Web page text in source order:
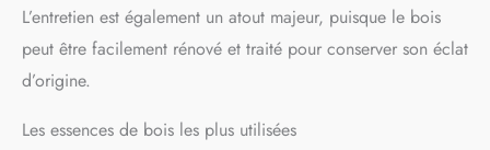
L’entretien est également un atout majeur, puisque le bois
peut être facilement rénové et traité pour conserver son éclat
d’origine.
Les essences de bois les plus utilisées